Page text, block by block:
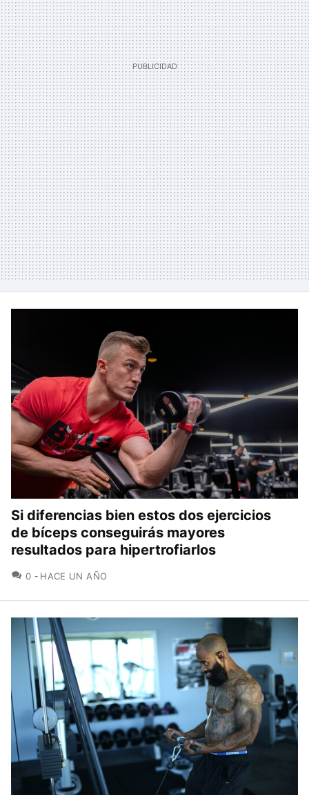
Si diferencias bien estos dos ejercicios
de bíceps conseguirás mayores
resultados para hipertrofiarlos
0 COMENTARIOS
HACE UN AÑO